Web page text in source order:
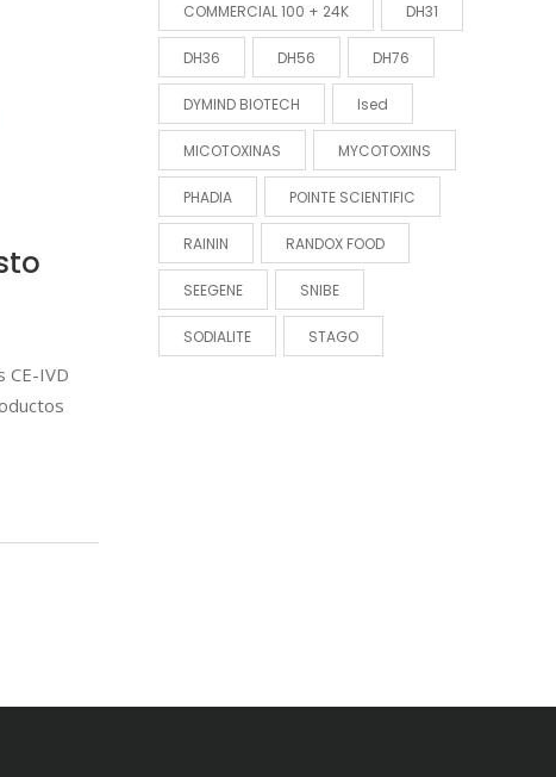
CE-IVD
COMMERCIAL 100 + 24K DH31
DH36 DH56 DH76
DYMIND BIOTECH Ised
MICOTOXINAS MYCOTOXINS
PHADIA POINTE SCIENTIFIC
RAININ RANDOX FOOD
SEEGENE SNIBE
SODIALITE STAGO